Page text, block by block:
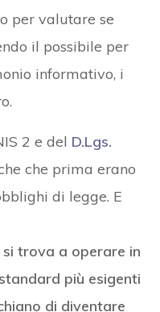
per valutare se
il possibile per
informativo, i
2 e del D.Lgs.
che prima erano
di legge. E
trova a operare in
più esigenti
di diventare